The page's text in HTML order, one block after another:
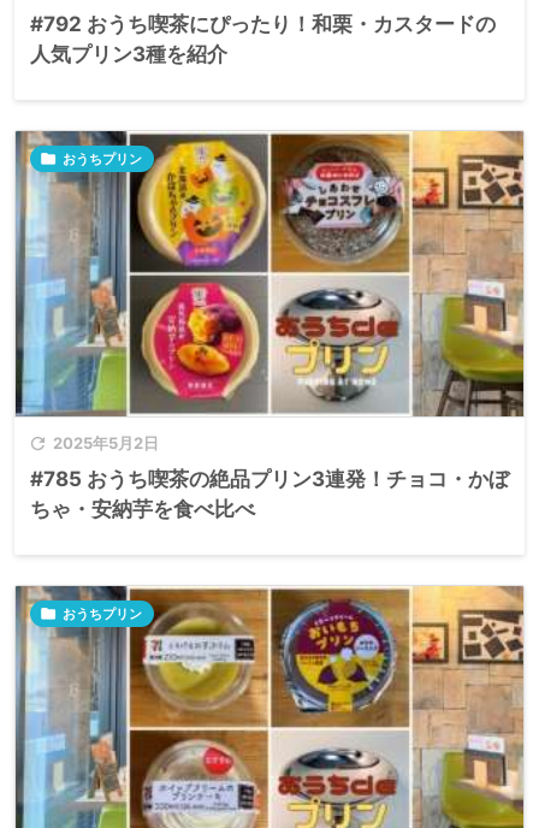
#792 おうち喫茶にぴったり！和栗・カスタードの
人気プリン3種を紹介
 2025年5月2日
 おうちプリン
#785 おうち喫茶の絶品プリン3連発！チョコ・かぼ
ちゃ・安納芋を食べ比べ
 おうちプリン